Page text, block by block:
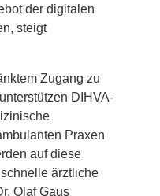
der digitalen
steigt
Zugang zu
DIHVA-
Praxen
auf diese
ärztliche
Olaf Gaus